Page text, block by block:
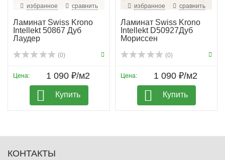
избранное сравнить
Ламинат Swiss Krono
Intellekt 50867 Дуб
Лаудер
(0)
Цена: 1 090 ₽/м2
Купить
избранное сравнить
Ламинат Swiss Krono
Intellekt D50927Дуб
Мориссен
(0)
Цена: 1 090 ₽/м2
Купить
КОНТАКТЫ